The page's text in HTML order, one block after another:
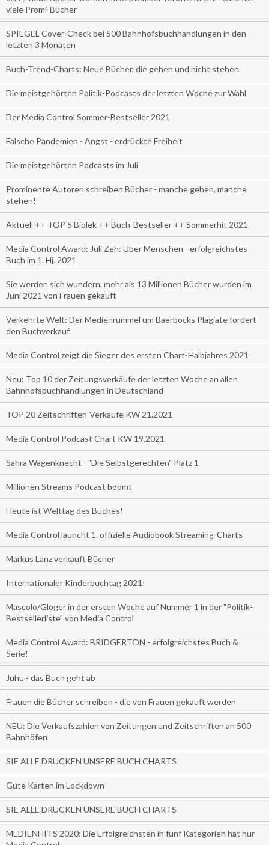
viele Promi-Bücher
SPIEGEL Cover-Check bei 500 Bahnhofsbuchhandlungen in den
letzten 3 Monaten
Buch-Trend-Charts: Neue Bücher, die gehen und nicht stehen.
Die meistgehörten Politik-Podcasts der letzten Woche zur Wahl
Der Media Control Sommer-Bestseller 2021
Falsche Pandemien - Angst - erdrückte Freiheit
Die meistgehörten Podcasts im Juli
Prominente Autoren schreiben Bücher - manche gehen, manche
stehen!
Aktuell ++ TOP 5 Biolek ++ Buch-Bestseller ++ Sommerhit 2021
Media Control Award: Juli Zeh: Über Menschen - erfolgreichstes
Buch im 1. Hj. 2021
Sie werden sich wundern, mehr als 13 Millionen Bücher wurden im
Juni 2021 von Frauen gekauft
Verkehrte Welt: Der Medienrummel um Baerbocks Plagiate fördert
den Buchverkauf.
Media Control zeigt die Sieger des ersten Chart-Halbjahres 2021
Neu: Top 10 der Zeitungsverkäufe der letzten Woche an allen
Bahnhofsbuchhandlungen in Deutschland
TOP 20 Zeitschriften-Verkäufe KW 21.2021
Media Control Podcast Chart KW 19.2021
Sahra Wagenknecht - "Die Selbstgerechten" Platz 1
Millionen Streams Podcast boomt
Heute ist Welttag des Buches!
Media Control launcht 1. offizielle Audiobook Streaming-Charts
Markus Lanz verkauft Bücher
Internationaler Kinderbuchtag 2021!
Mascolo/Gloger in der ersten Woche auf Nummer 1 in der "Politik-
Bestsellerliste" von Media Control
Media Control Award: BRIDGERTON - erfolgreichstes Buch &
Serie!
Juhu - das Buch geht ab
Frauen die Bücher schreiben - die von Frauen gekauft werden
NEU: Die Verkaufszahlen von Zeitungen und Zeitschriften an 500
Bahnhöfen
SIE ALLE DRUCKEN UNSERE BUCH CHARTS
Gute Karten im Lockdown
SIE ALLE DRUCKEN UNSERE BUCH CHARTS
MEDIENHITS 2020: Die Erfolgreichsten in fünf Kategorien hat nur